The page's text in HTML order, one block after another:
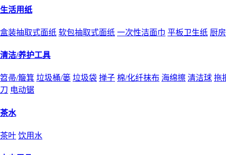
生活用纸
盒装抽取式面纸 软包抽取式面纸 一次性洁面巾 平板卫生纸 厨
清洁/养护工具
笤帚/簸箕 垃圾桶/篓 垃圾袋 掸子 棉/化纤抹布 海绵擦 清洁球 拖
刀 电动锯
茶水
茶叶 饮用水